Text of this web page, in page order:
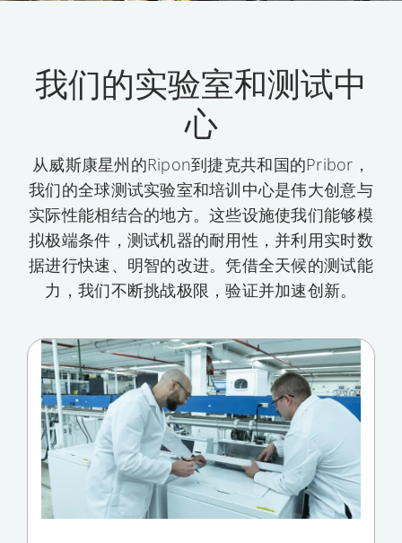
我们的实验室和测试中
心
从威斯康星州的Ripon到捷克共和国的Pribor，
我们的全球测试实验室和培训中心是伟大创意与
实际性能相结合的地方。这些设施使我们能够模
拟极端条件，测试机器的耐用性，并利用实时数
据进行快速、明智的改进。凭借全天候的测试能
力，我们不断挑战极限，验证并加速创新。